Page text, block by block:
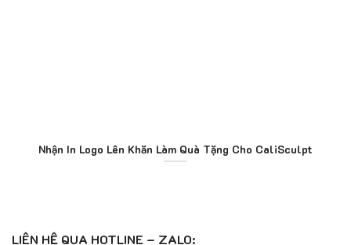
Nhận In Logo Lên Khăn Làm Quà Tặng Cho CaliSculpt
LIÊN HỆ QUA HOTLINE – ZALO: